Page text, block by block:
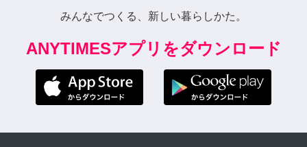
みんなでつくる、新しい暮らしかた。
ANYTIMESアプリをダウンロード